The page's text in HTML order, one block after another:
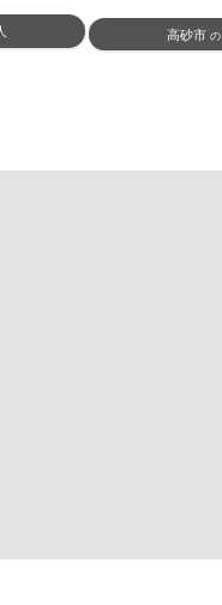
高砂市の